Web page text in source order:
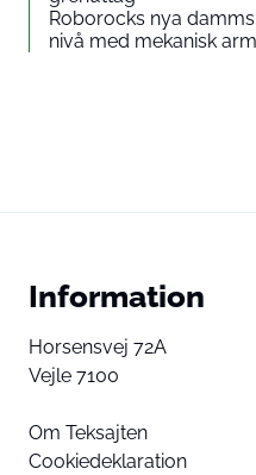
Roborocks nya
nivå med mekanisk arm
Information
Horsensvej 72A
Vejle 7100
Om Teksajten
Cookiedeklaration